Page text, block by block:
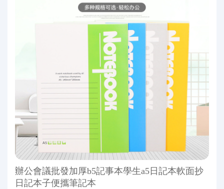
辦公會議批發加厚b5記事本學生a5日記本軟面抄
日記本子便攜筆記本